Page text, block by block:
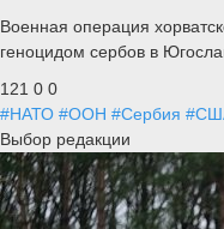
Военная операция
геноцидом сербов в
121 0 0
#НАТО #ООН #Сербия
Выбор редакции